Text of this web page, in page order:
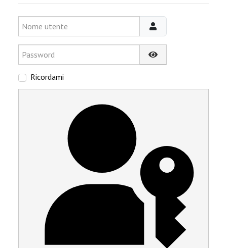
Nome utente
Password
Mostra password
Ricordami